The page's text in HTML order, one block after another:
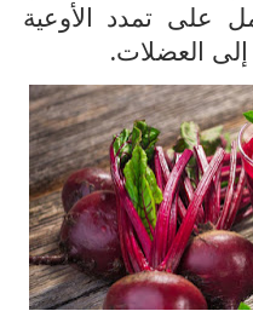
على تمدد الأوعية
إلى العضلات.